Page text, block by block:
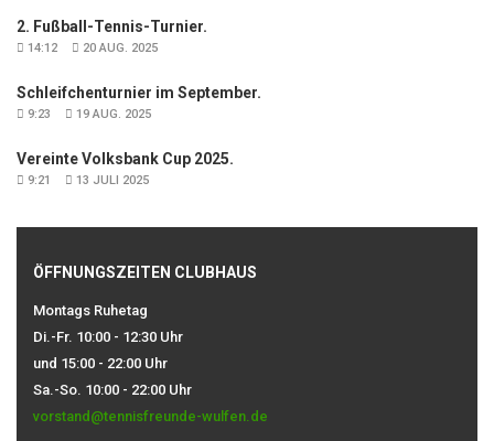
2. Fußball-Tennis-Turnier.
14:12 20 AUG. 2025
Schleifchenturnier im September.
9:23 19 AUG. 2025
Vereinte Volksbank Cup 2025.
9:21 13 JULI 2025
ÖFFNUNGSZEITEN CLUBHAUS
Montags Ruhetag
Di.-Fr. 10:00 - 12:30 Uhr
und 15:00 - 22:00 Uhr
Sa.-So. 10:00 - 22:00 Uhr
vorstand@tennisfreunde-wulfen.de